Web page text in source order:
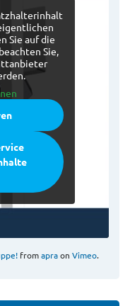
Sie auf die
Sie,
fromapraon Vimeo.